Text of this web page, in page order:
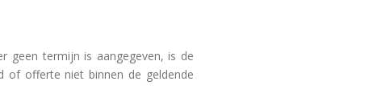
geen termijn is aangegeven, is de
of offerte niet binnen de geldende